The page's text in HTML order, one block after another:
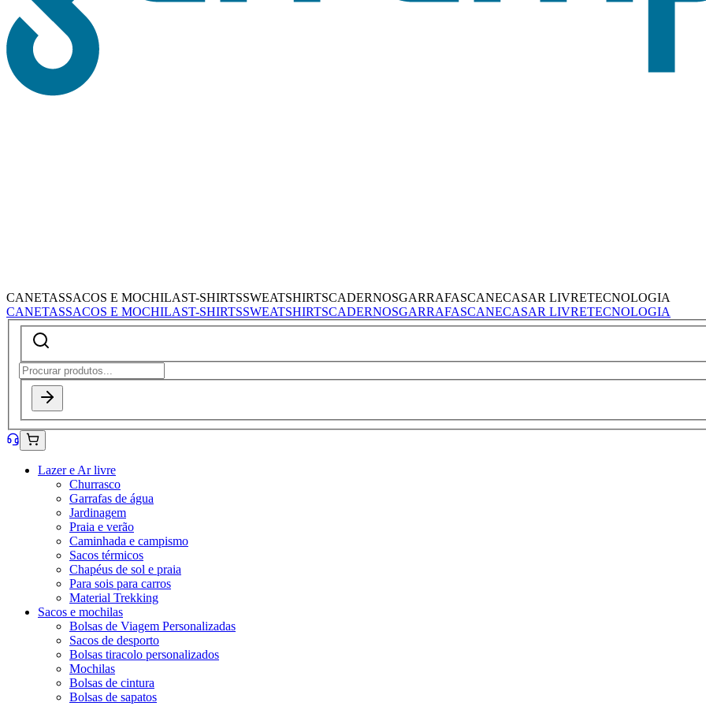
CANETASSACOS E MOCHILAST-SHIRTSSWEATSHIRTSCADERNOSGARRAFASCANECASAR LIVRETECNOLOGIA
CANETASSACOS E MOCHILAST-SHIRTSSWEATSHIRTSCADERNOSGARRAFASCANECASAR LIVRETECNOLOGIA
Lazer e Ar livre
Churrasco
Garrafas de água
Jardinagem
Praia e verão
Caminhada e campismo
Sacos térmicos
Chapéus de sol e praia
Para sois para carros
Material Trekking
Sacos e mochilas
Bolsas de Viagem Personalizadas
Sacos de desporto
Bolsas tiracolo personalizados
Mochilas
Bolsas de cintura
Bolsas de sapatos